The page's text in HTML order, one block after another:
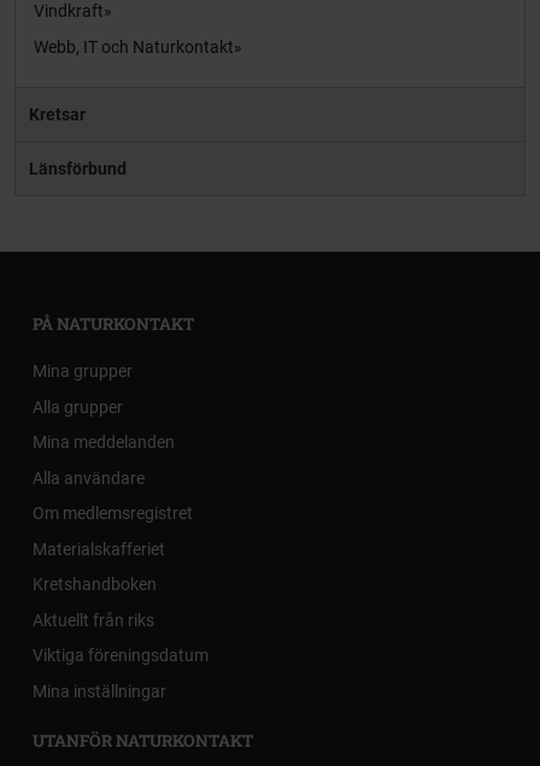
Vindkraft
Webb, IT och Naturkontakt
Kretsar
Länsförbund
PÅ NATURKONTAKT
Mina grupper
Alla grupper
Mina meddelanden
Alla användare
Om medlemsregistret
Materialskafferiet
Kretshandboken
Aktuellt från riks
Viktiga föreningsdatum
Mina inställningar
UTANFÖR NATURKONTAKT